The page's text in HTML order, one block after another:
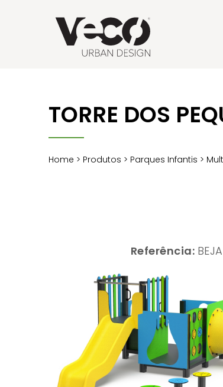
TORRE DOS
Home > Produtos > Parques Infantis >
Referência: